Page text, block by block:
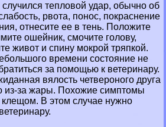
тепловой удар, обычно об
рвота, понос, покраснение
отнесите ее в тень. Положите
ошейник, смочите голову,
живот и спину мокрой тряпкой.
времени состояние не
за помощью к ветеринару.
вялость четвероного друга
из-за жары. Похожие симптомы
клещом. В этом случае нужно